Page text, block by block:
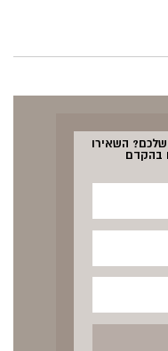
שלכם? השאירו
בהקדם